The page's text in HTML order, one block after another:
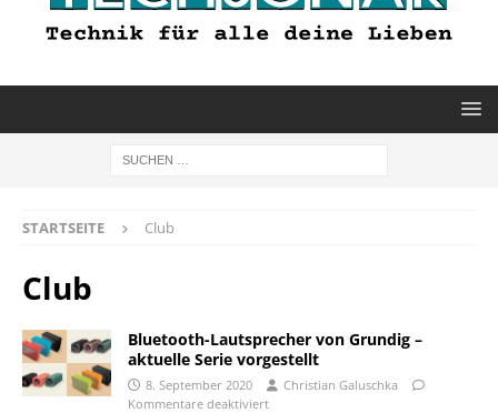
STARTSEITE Club
Club
Bluetooth-Lautsprecher von Grundig –
aktuelle Serie vorgestellt
8. September 2020
Christian Galuschka
Kommentare deaktiviert